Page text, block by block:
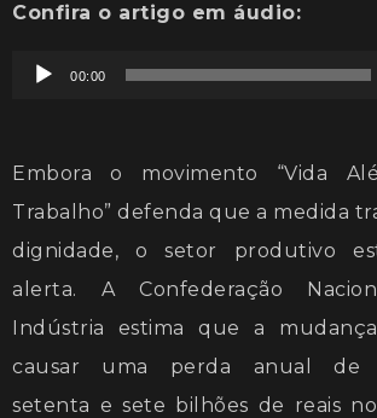
Confira o artigo em áudio:
Tocador
00:00
Embora o movimento “Vida
Trabalho” defenda que a medida
dignidade, o setor produtivo
alerta. A Confederação
Indústria estima que a
causar uma perda anual de
setenta e sete bilhões de reais